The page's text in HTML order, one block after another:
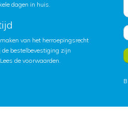
dagen in huis.
van het herroepingsrecht
bestelbevestiging zijn
Lees de voorwaarden.